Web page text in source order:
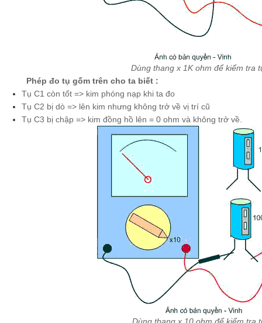
Dùng thang x 1K ohm để kiểm tra
Phép đo tụ gốm trên cho ta biết :
Tụ C1 còn tốt => kim phóng nạp khi ta đo
Tụ C2 bị dò => lên kim nhưng không trở về vị trí cũ
Tụ C3 bị chập => kim đồng hồ lên = 0 ohm và không trở về.